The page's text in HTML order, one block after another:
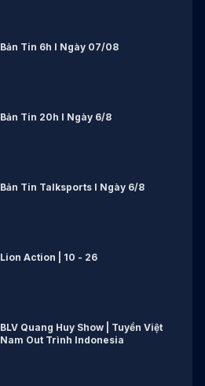
Bản Tin 6h I Ngày 07/08
Bản Tin 20h I Ngày 6/8
Bản Tin Talksports I Ngày 6/8
Lion Action | 10 - 26
BLV Quang Huy Show | Tuyển Việt
Nam Out Trình Indonesia